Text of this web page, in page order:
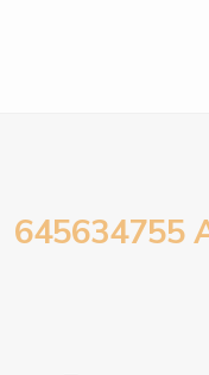
645634755